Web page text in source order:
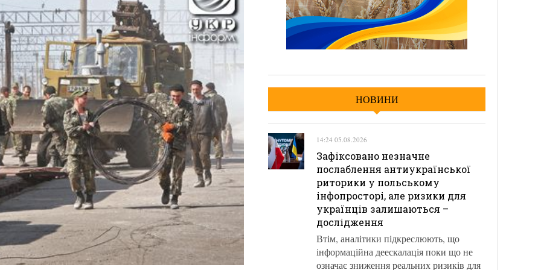
НОВИНИ
14:24 05.08.2026
Зафіксовано незначне
послаблення антиукраїнської
риторики у польському
інфопросторі, але ризики для
українців залишаються –
дослідження
Втім, аналітики підкреслюють, що
інформаційна деескалація поки що не
означає зниження реальних ризиків для